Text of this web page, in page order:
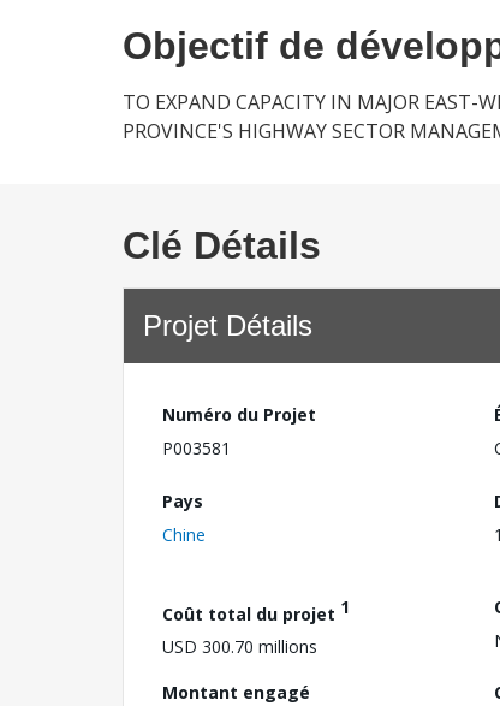
Objectif de
TO EXPAND CAPACITY IN MAJOR EAST-
PROVINCE'S HIGHWAY SECTOR
Clé Détails
Projet Détails
Numéro du Projet
P003581
Pays
Chine
Coût total du projet 1
USD 300.70 millions
Montant engagé